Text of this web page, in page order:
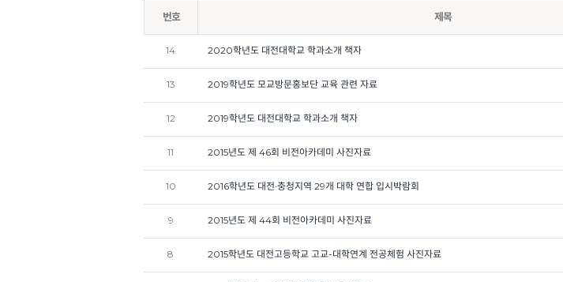
번호 제목
14 2020학년도 대전대학교 학과소개 책자
13 2019학년도 모교방문홍보단 교육 관련 자료
12 2019학년도 대전대학교 학과소개 책자
11 2015년도 제 46회 비전아카데미 사진자료
10 2016학년도 대전·충청지역 29개 대학 연합 입시박람회
9 2015년도 제 44회 비전아카데미 사진자료
8 2015학년도 대전고등학교 고교-대학연계 전공체험 사진자료